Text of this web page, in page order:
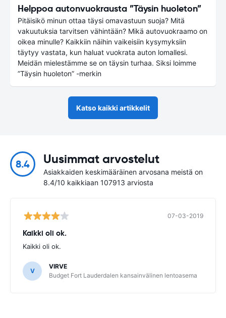
Helppoa autonvuokrausta ”Täysin huoleton”
Pitäisikö minun ottaa täysi omavastuun suoja? Mitä
vakuutuksia tarvitsen vähintään? Mikä autovuokraamo on
oikea minulle? Kaikkiin näihin vaikeisiin kysymyksiin
täytyy vastata, kun haluat vuokrata auton lomallesi.
Meidän mielestämme se on täysin turhaa. Siksi loimme
”Täysin huoleton” -merkin
Katso kaikki artikkelit
8.4 Uusimmat arvostelut
Asiakkaiden keskimääräinen arvosana meistä on
8.4/10 kaikkiaan 107913 arviosta
07-03-2019
Kaikki oli ok.
Kaikki oli ok.
V
VIRVE
Budget Fort Lauderdalen kansainvälinen lentoasema